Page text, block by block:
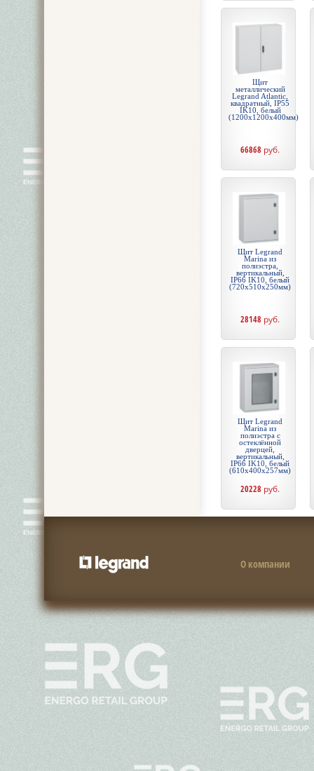
Щит
металлический
Legrand Atlantic,
квадратный, IP55
IK10, белый
(1200x1200x400мм)
66868 руб.
Щит Legrand
Marina из
полиэстра,
вертикальный,
IP66 IK10, белый
(720x510x250мм)
28148 руб.
Щит Legrand
Marina из
полиэстра с
остеклённой
дверцей,
вертикальный,
IP66 IK10, белый
(610x400x257мм)
20228 руб.
О компании